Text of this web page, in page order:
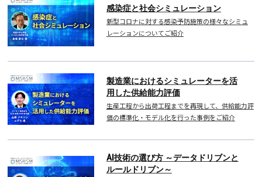
感染症と社会シミュレーション
新型コロナに対する感染予防施策の様々なシミュ
レーションについてご紹介
製造業におけるシミュレーターを活
用した供給能力評価
生産工程から出荷工程までを再現して、供給能力評
価の標準化・モデル化を行った事例をご紹介
AI技術の選び方 ～データドリブンと
ルールドリブン～